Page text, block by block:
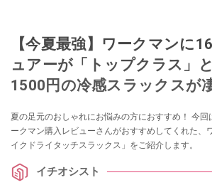
【今夏最強】ワークマンに
ュアーが「トップクラス」
1500円の冷感スラックスが
夏の足元のおしゃれにお悩みの方におすすめ！ 今回
ークマン購入レビューさんがおすすめしてくれた、
イクドライタッチスラックス」をご紹介します。
イチオシスト